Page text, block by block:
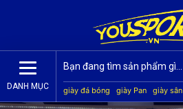
DANH MỤC giày đá bóng giày Pan giày
Jogarbola
giày Mitre giày Akka